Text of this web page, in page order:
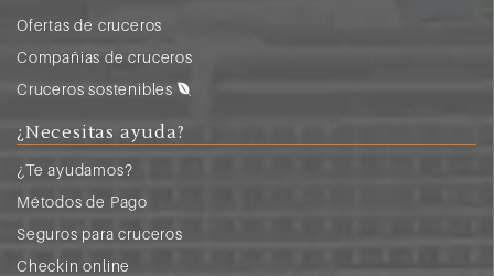
Ofertas de cruceros
Compañias de cruceros
Cruceros sostenibles
¿Necesitas ayuda?
¿Te ayudamos?
Métodos de Pago
Seguros para cruceros
Checkin online